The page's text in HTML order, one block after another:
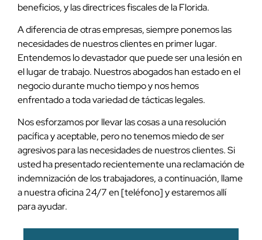
beneficios, y las directrices fiscales de la Florida.
A diferencia de otras empresas, siempre ponemos las
necesidades de nuestros clientes en primer lugar.
Entendemos lo devastador que puede ser una lesión en
el lugar de trabajo. Nuestros abogados han estado en el
negocio durante mucho tiempo y nos hemos
enfrentado a toda variedad de tácticas legales.
Nos esforzamos por llevar las cosas a una resolución
pacífica y aceptable, pero no tenemos miedo de ser
agresivos para las necesidades de nuestros clientes. Si
usted ha presentado recientemente una reclamación de
indemnización de los trabajadores, a continuación, llame
a nuestra oficina 24/7 en [teléfono] y estaremos allí
para ayudar.